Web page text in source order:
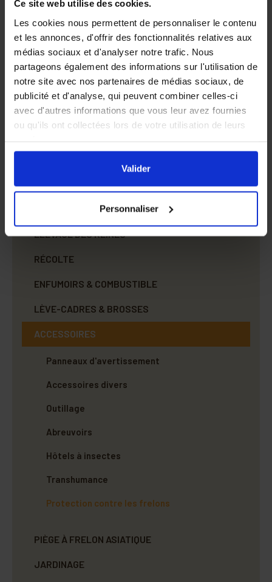
Ce site web utilise des cookies.
Les cookies nous permettent de personnaliser le contenu
et les annonces, d'offrir des fonctionnalités relatives aux
médias sociaux et d'analyser notre trafic. Nous
partageons également des informations sur l'utilisation de
notre site avec nos partenaires de médias sociaux, de
publicité et d'analyse, qui peuvent combiner celles-ci
avec d'autres informations que vous leur avez fournies
ou qu'ils ont collectées lors de votre utilisation de leurs
En cliquant sur le boutonValidervous acceptez
l'ensemble des cookies de notre site ainsi que ceux de
nos partenaires. Vous pouvez également choisir les
Valider
Personnaliser
1,19 €
Au rucher
HYGIÈNE DE LA RUCHE
CAPTURE DES ESSAIMS
ELEVAGE DES REINES
RÉCOLTE
ENFUMOIRS & COMBUSTIBLE
LÈVE-CADRES & BROSSES
ACCESSOIRES
Panneaux d'avertissement
Accessoires divers
Outillage
Abreuvoirs
Hôtels à insectes
Transhumance
Protection contre les frelons
PIÈGE À FRELON ASIATIQUE
JARDINAGE